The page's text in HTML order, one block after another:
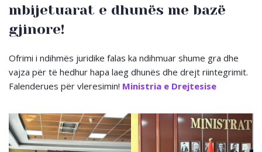
mbijetuarat e dhunës me bazë
gjinore!
Ofrimi i ndihmës juridike falas ka ndihmuar shume gra dhe
vajza për të hedhur hapa laeg dhunës dhe drejt riintegrimit.
Falenderues për vleresimin! Ministria e Drejtesise